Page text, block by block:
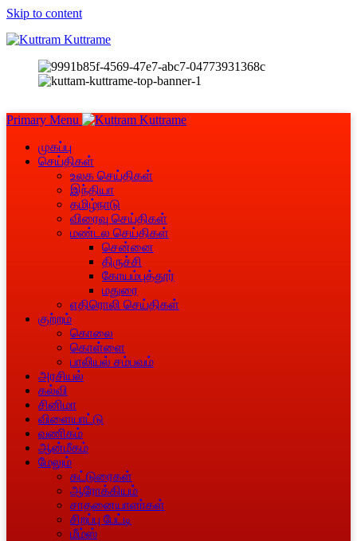
Skip to content
Primary Menu
முகப்பு
செய்திகள்
உலக செய்திகள்
இந்தியா
தமிழ்நாடு
விரைவு செய்திகள்
மண்டல செய்திகள்
சென்னை
திருச்சி
கோயம்புத்தூர்
மதுரை
எதிரொலி செய்திகள்
குற்றம்
கொலை
கொள்ளை
பாலியல் சம்பவம்
அரசியல்
கல்வி
சினிமா
விளையாட்டு
வணிகம்
ஆன்மீகம்
மேலும்
கட்டுரைகள்
ஆரோக்கியம்
சாதனையாளா்கள்
சிறப்பு பேட்டி
மீம்ஸ்